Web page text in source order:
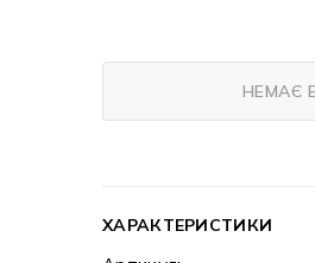
НЕМАЄ
ХАРАКТЕРИСТИКИ